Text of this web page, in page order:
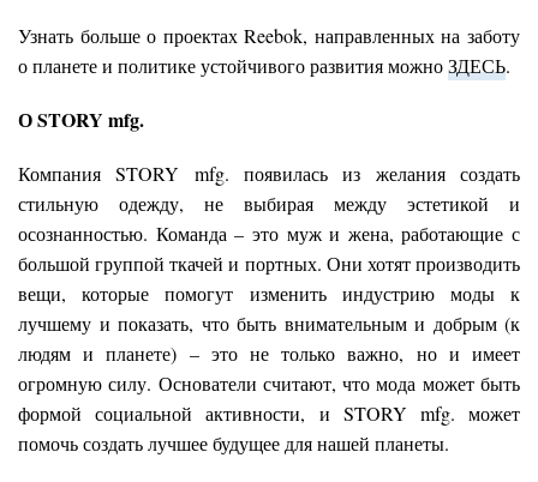
Узнать больше о проектах Reebok, направленных на заботу
о планете и политике устойчивого развития можноЗДЕСЬ.
О STORY mfg.
Компания STORY mfg. появилась из желания создать
стильную одежду, не выбирая между эстетикой и
осознанностью. Команда – это муж и жена, работающие с
большой группой ткачей и портных. Они хотят производить
вещи, которые помогут изменить индустрию моды к
лучшему и показать, что быть внимательным и добрым (к
людям и планете) – это не только важно, но и имеет
огромную силу. Основатели считают, что мода может быть
формой социальной активности, и STORY mfg. может
помочь создать лучшее будущее для нашей планеты.